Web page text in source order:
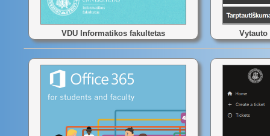
VDU Informatikos fakultetas